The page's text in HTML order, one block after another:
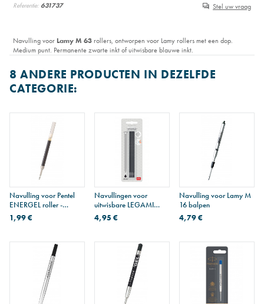
Referentie: 631737 Stel uw vraag
Navulling voor Lamy M 63rollers, ontworpen voor Lamy rollers met een dop.
Medium punt. Permanente zwarte inkt of uitwisbare blauwe inkt.
8 ANDERE PRODUCTEN IN DEZELFDE
CATEGORIE:
Navulling voor Pentel
ENERGEL roller -
medium punt
1,99 €
Navullingen voor
uitwisbare LEGAMI
roller - set van 3
4,95 €
Navulling voor Lamy M
16 balpen
4,79 €